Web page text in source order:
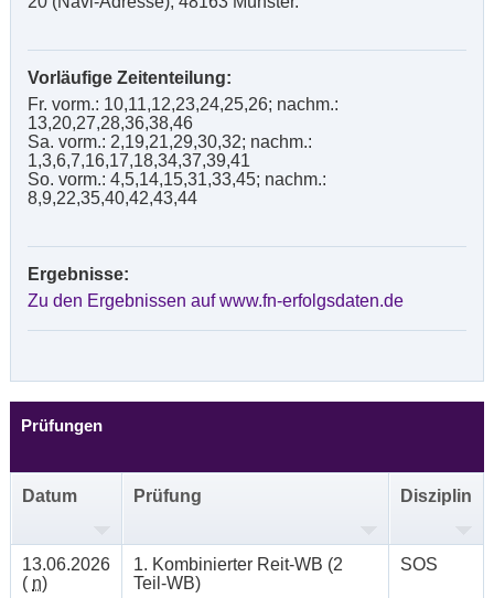
Vorläufige Zeitenteilung:
Fr. vorm.: 10,11,12,23,24,25,26; nachm.:
13,20,27,28,36,38,46
Sa. vorm.: 2,19,21,29,30,32; nachm.:
1,3,6,7,16,17,18,34,37,39,41
So. vorm.: 4,5,14,15,31,33,45; nachm.:
8,9,22,35,40,42,43,44
Ergebnisse:
Zu den Ergebnissen auf www.fn-erfolgsdaten.de
Prüfungen
Datum Prüfung Disziplin
13.06.2026
( n)
1. Kombinierter Reit-WB (2
Teil-WB)
SOS